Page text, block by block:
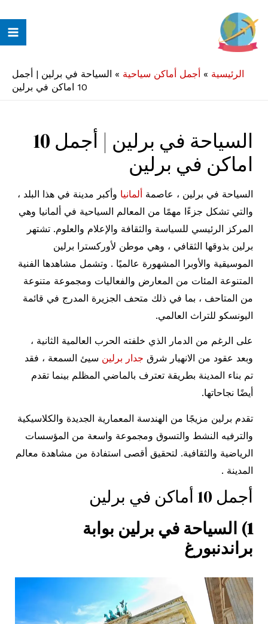
إلى
المحتوى
الرئيسية » أجمل أماكن سياحية » السياحة في برلين | أجمل
10 اماكن في برلين
السياحة في برلين | أجمل 10
اماكن في برلين
السياحة في برلين ، عاصمة ألمانيا وأكبر مدينة في هذا البلد ،
والتي تشكل جزءًا مهمًا من المعالم السياحية في ألمانيا وهي
المركز الرئيسي للسياسة والثقافة والإعلام والعلوم. تشتهر
برلين بذوقها الثقافي ، وهي موطن لأوركسترا برلين
الموسيقية والأوبرا المشهورة عالميًا . وتشمل مشاهدها الفنية
المتنوعة المئات من المعارض والفعاليات ومجموعة متنوعة
من المتاحف ، بما في ذلك متحف الجزيرة المدرج في قائمة
اليونسكو للتراث العالمي.
على الرغم من الدمار الذي خلفته الحرب العالمية الثانية ،
وبعد عقود من الانهيار شرقجدار برلين سيئ السمعة ، فقد
تم بناء المدينة بطريقة تعترف بالماضي المظلم بينما تقدم
أيضًا نجاحاتها.
تقدم برلين مزيجًا من الهندسة المعمارية الجديدة والكلاسيكية
والترفيه النشط والتسوق ومجموعة واسعة من المؤسسات
الرياضية والثقافية. لتحقيق أقصى استفادة من مشاهدة معالم
المدينة .
أجمل 10 أماكن في برلين
1) السياحة في برلين بوابة
براندنبورغ